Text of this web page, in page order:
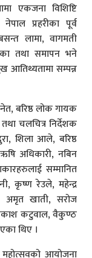
एकजना विशिष्टि
प्रहरीका पूर्व
लामा, वागमती
तथा समापन भने
आतिथ्यतामा सम्पन्न
बरिष्ठ लोक गायक
चलचित्र निर्देशक
शिला आले, बरिष्ठ
अधिकारी, नबिन
सम्मानित
कृष्ण रेउले, महेन्द्र
अमृत खाती, सरोज
कटुवाल, वैकुण्ठ
थिए ।
आयोजना